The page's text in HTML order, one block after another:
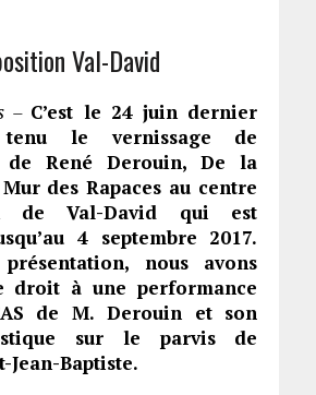
Val-David
– C’est le 24 juin dernier
tenu le vernissage de
de René Derouin, De la
des Rapaces au centre
de Val-David qui est
4 septembre 2017.
nous avons
droit à une performance
de M. Derouin et son
sur le parvis de
Jean-Baptiste.